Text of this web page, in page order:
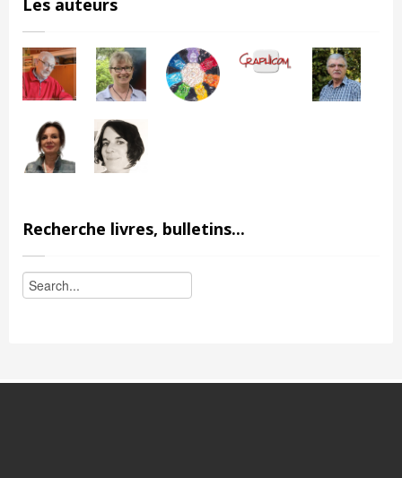
Recherche livres, bulletins...